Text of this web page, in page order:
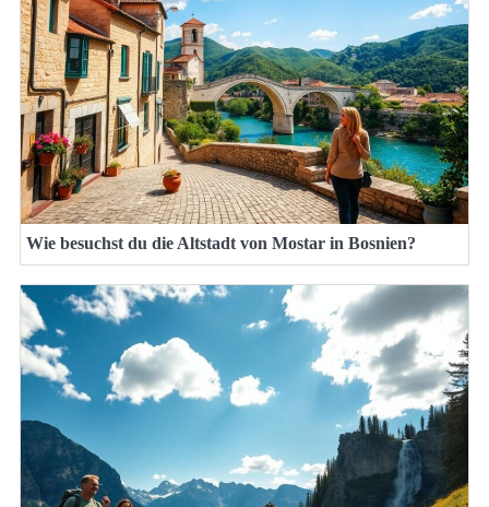
Wie besuchst du die Altstadt von Mostar in Bosnien?